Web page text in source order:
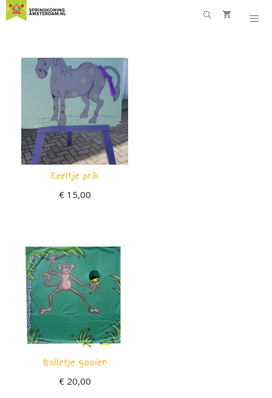
Ga
naar
Ezeltje prik
€15,00
Balletje gooien
€20,00